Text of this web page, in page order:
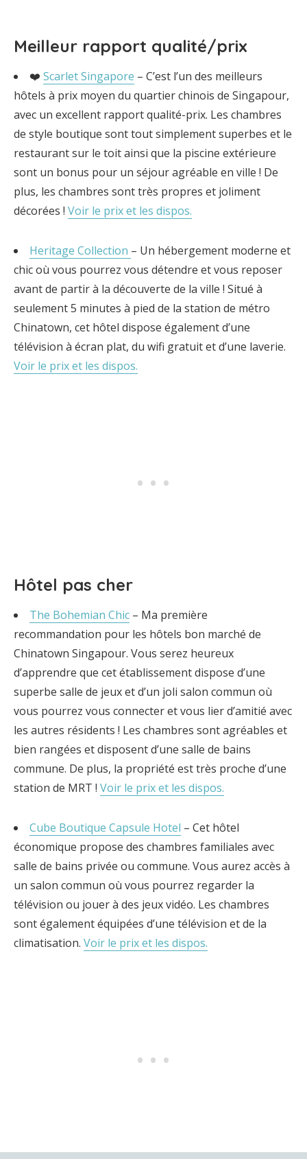
Meilleur rapport qualité/prix
❤️ Scarlet Singapore – C’est l’un des meilleurs
hôtels à prix moyen du quartier chinois de Singapour,
avec un excellent rapport qualité-prix. Les chambres
de style boutique sont tout simplement superbes et le
restaurant sur le toit ainsi que la piscine extérieure
sont un bonus pour un séjour agréable en ville ! De
plus, les chambres sont très propres et joliment
décorées ! Voir le prix et les dispos.
Heritage Collection – Un hébergement moderne et
chic où vous pourrez vous détendre et vous reposer
avant de partir à la découverte de la ville ! Situé à
seulement 5 minutes à pied de la station de métro
Chinatown, cet hôtel dispose également d’une
télévision à écran plat, du wifi gratuit et d’une laverie.
Voir le prix et les dispos.
Hôtel pas cher
The Bohemian Chic – Ma première
recommandation pour les hôtels bon marché de
Chinatown Singapour. Vous serez heureux
d’apprendre que cet établissement dispose d’une
superbe salle de jeux et d’un joli salon commun où
vous pourrez vous connecter et vous lier d’amitié avec
les autres résidents ! Les chambres sont agréables et
bien rangées et disposent d’une salle de bains
commune. De plus, la propriété est très proche d’une
station de MRT ! Voir le prix et les dispos.
Cube Boutique Capsule Hotel – Cet hôtel
économique propose des chambres familiales avec
salle de bains privée ou commune. Vous aurez accès à
un salon commun où vous pourrez regarder la
télévision ou jouer à des jeux vidéo. Les chambres
sont également équipées d’une télévision et de la
climatisation. Voir le prix et les dispos.